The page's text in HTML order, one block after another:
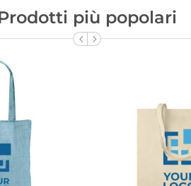
più popolari